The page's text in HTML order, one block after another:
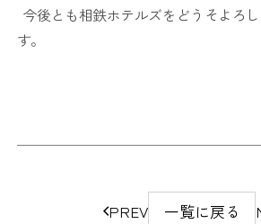
今後とも相鉄ホテルズをどうそよろ
す。
PREV 一覧に戻る